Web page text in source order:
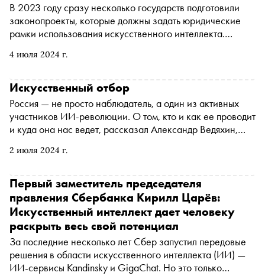
4 июля 2024 г.
В 2023 году сразу несколько государств подготовили
законопроекты, которые должны задать юридические
рамки использования искусственного интеллекта.
кодекс успехом не увенчались. Пока такого документа
человекоцентричного ИИ Сбербанка Андреем
Незнамовым рассказываем об этических дилеммах,
которые человечеству приходится решать прямо сейчас
2 июля 2024 г.
Искусственный отбор
Россия — не просто наблюдатель, а один из активных
участников ИИ-революции. О том, кто и как ее проводит
и куда она нас ведет, рассказал Александр Ведяхин,
Сбербанка
Первый заместитель председателя
правления Сбербанка Кирилл Царёв:
Искусственный интеллект дает человеку
раскрыть весь свой потенциал
За последние несколько лет Сбер запустил передовые
решения в области искусственного интеллекта (ИИ) —
ИИ-сервисы Kandinsky и GigaChat. Но это только